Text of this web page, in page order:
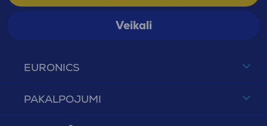
EURONICS
PAKALPOJUMI
Veikali